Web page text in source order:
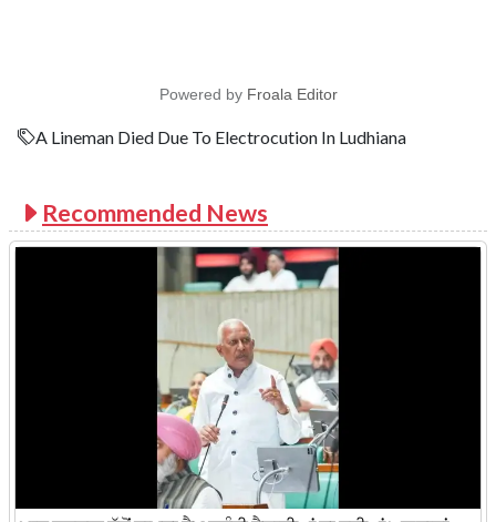
Powered by Froala Editor
A Lineman Died Due To Electrocution In Ludhiana
Recommended News